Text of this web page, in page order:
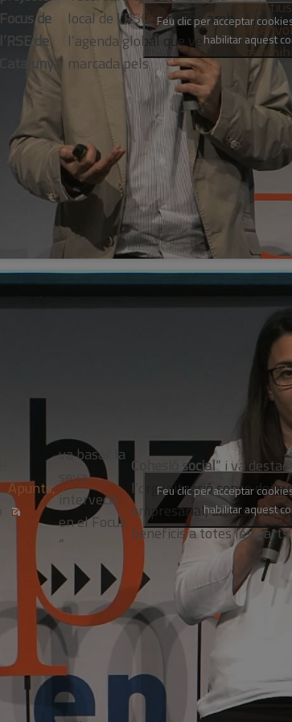
Focus de
l’RSE de
Catalunya
local de l’RSE alineada amb
l’agenda global que ve
marcada pels
Feu clic per acceptar
habilitar aquest
Apunts,
va basar la
seva
interveció
en el Focus
“
Cohesió social“ i va
l’organització sense
empresarial, una
beneficis a totes les
Feu clic per acceptar
habilitar aquest